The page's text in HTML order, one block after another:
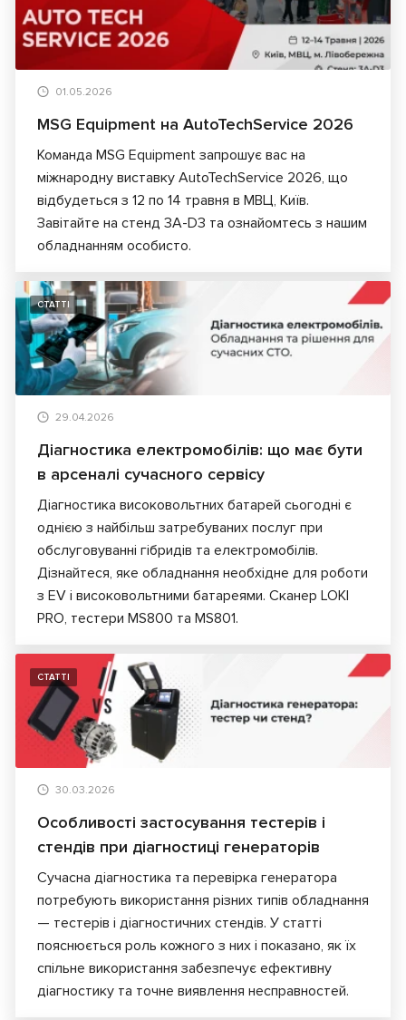
01.05.2026
MSG Equipment на AutoTechService 2026
Команда MSG Equipment запрошує вас на
міжнародну виставку AutoTechService 2026, що
відбудеться з 12 по 14 травня в МВЦ, Київ.
Завітайте на стенд 3A-D3 та ознайомтесь з нашим
обладнанням особисто.
СТАТТІ
29.04.2026
Діагностика електромобілів: що має бути
в арсеналі сучасного сервісу
Діагностика високовольтних батарей сьогодні є
однією з найбільш затребуваних послуг при
обслуговуванні гібридів та електромобілів.
Дізнайтеся, яке обладнання необхідне для роботи
з EV і високовольтними батареями. Сканер LOKI
PRO, тестери MS800 та MS801.
СТАТТІ
30.03.2026
Особливості застосування тестерів і
стендів при діагностиці генераторів
Сучасна діагностика та перевірка генератора
потребують використання різних типів обладнання
— тестерів і діагностичних стендів. У статті
пояснюється роль кожного з них і показано, як їх
спільне використання забезпечує ефективну
діагностику та точне виявлення несправностей.